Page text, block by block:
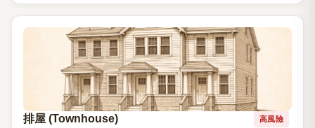
排屋 (Townhouse) 高風險